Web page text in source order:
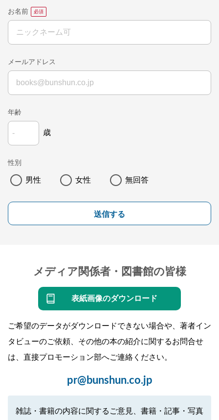
お名前
メールアドレス
年齢
歳
性別
男性 女性 無回答
送信する
メディア関係者・図書館の皆様
表紙画像のダウンロード
ご希望のデータがダウンロードできない場合や、著者イン
タビューのご依頼、その他の本の紹介に関するお問合せ
は、直接プロモーション部へご連絡ください。
pr@bunshun.co.jp
雑誌・書籍の内容に関するご意見、書籍・記事・写真